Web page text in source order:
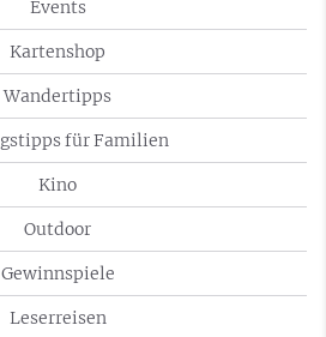
Events
Kartenshop
Wandertipps
für Familien
Kino
Outdoor
Gewinnspiele
Leserreisen